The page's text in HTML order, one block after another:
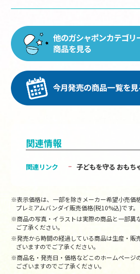
関連情報
関連リンク 子どもを守る おもち
※表示価格は、一部を除きメーカー希望小売価
プレミアムバンダイ販売価格(税10%込)です。
※商品の写真・イラストは実際の商品と一部異
ご了承ください。
※発売から時間の経過している商品は生産・販
ざいますのでご了承ください。
※商品名・発売日・価格などこのホームページ
ございますのでご了承ください。